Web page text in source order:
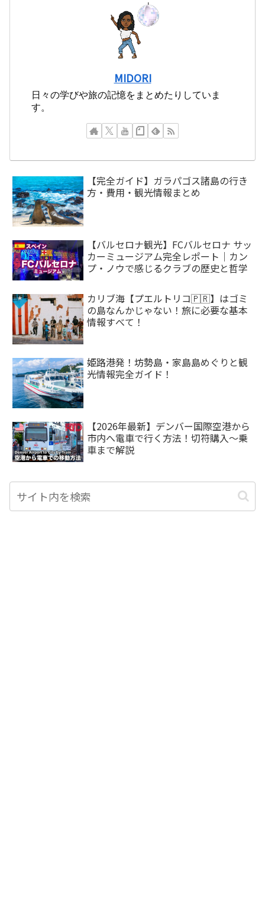
MIDORI
日々の学びや旅の記憶をまとめたりしていま
す。
【完全ガイド】ガラパゴス諸島の行き
方・費用・観光情報まとめ
【バルセロナ観光】FCバルセロナ サッ
カーミュージアム完全レポート｜カン
プ・ノウで感じるクラブの歴史と哲学
カリブ海【プエルトリコ🇵🇷】はゴミ
の島なんかじゃない！旅に必要な基本
情報すべて！
姫路港発！坊勢島・家島島めぐりと観
光情報完全ガイド！
【2026年最新】デンバー国際空港から
市内へ電車で行く方法！切符購入〜乗
車まで解説